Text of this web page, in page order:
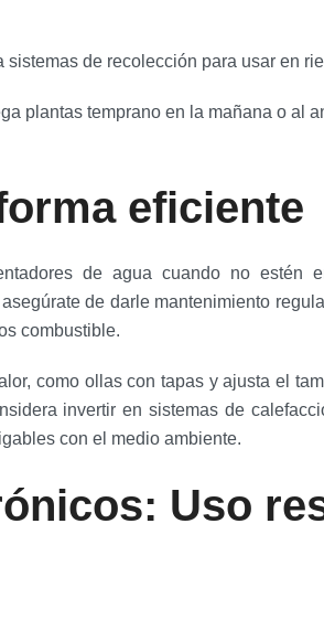
sistemas de recolección para usar en
plantas temprano en la mañana o al
eficiente
de agua cuando no estén
de darle mantenimiento
combustible.
como ollas con tapas y ajusta el
invertir en sistemas de
con el medio ambiente.
Uso